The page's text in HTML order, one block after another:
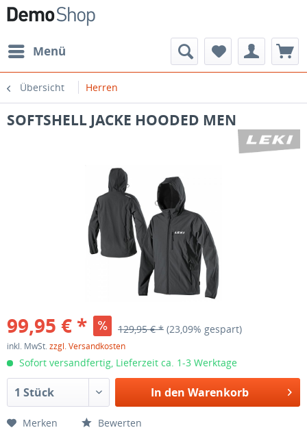
Menü
Übersicht Herren
SOFTSHELL JACKE HOODED MEN
99,95 € * 129,95 € * (23,09% gespart)
inkl. MwSt.zzgl. Versandkosten
Sofort versandfertig, Lieferzeit ca. 1-3 Werktage
In den Warenkorb
Merken Bewerten